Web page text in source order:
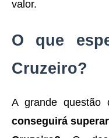
valor.
O que
Cruzeiro?
A grande questão
conseguirá